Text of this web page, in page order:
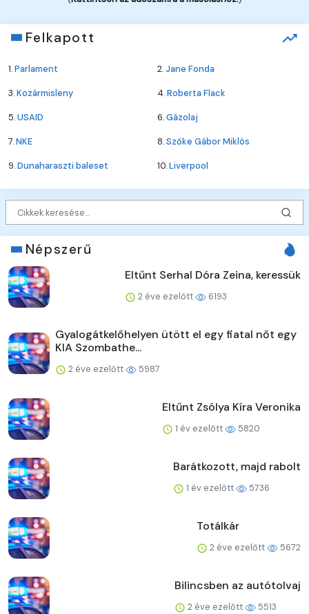
Felkapott
1.Parlament 2.Jane Fonda
3.Kozármisleny 4.Roberta Flack
5.USAID 6.Gázolaj
7.NKE 8.Szőke Gábor Miklós
9.Dunaharaszti baleset 10.Liverpool
Népszerű
Eltűnt Serhal Dóra Zeina, keressük
2 éve ezelőtt 6193
Gyalogátkelőhelyen ütött el egy fiatal nőt egy
KIA Szombathe...
2 éve ezelőtt 5987
Eltűnt Zsólya Kíra Veronika
1 év ezelőtt 5820
Barátkozott, majd rabolt
1 év ezelőtt 5736
Totálkár
2 éve ezelőtt 5672
Bilincsben az autótolvaj
2 éve ezelőtt 5513